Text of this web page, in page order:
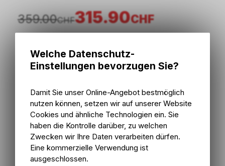
315.90CHF
359.00CHF
12 x CHF 26.32 ohne Zinsen
In den Warenkorb
2 - 5 Tage ab externem Lager
Versand
Abholung Bike Zone AG
Welche Datenschutz-
Einstellungen bevorzugen Sie?
Damit Sie unser Online-Angebot bestmöglich
nutzen können, setzen wir auf unserer Website
Cookies und ähnliche Technologien ein. Sie
haben die Kontrolle darüber, zu welchen
Zwecken wir Ihre Daten verarbeiten dürfen.
Eine kommerzielle Verwendung ist
ausgeschlossen.